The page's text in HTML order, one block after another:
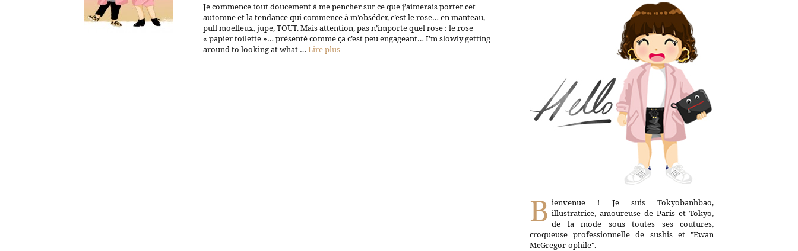
Je commence tout doucement à me pencher sur ce que j’aimerais porter cet
automne et la tendance qui commence à m’obséder, c’est le rose… en manteau,
pull moelleux, jupe, TOUT. Mais attention, pas n’importe quel rose : le rose
« papier toilette »… présenté comme ça c’est peu engageant… I’m slowly getting
around to looking at what … Lire plus
B ienvenue ! Je suis Tokyobanhbao,
illustratrice, amoureuse de Paris et Tokyo,
de la mode sous toutes ses coutures,
croqueuse professionnelle de sushis et "Ewan
McGregor-ophile".